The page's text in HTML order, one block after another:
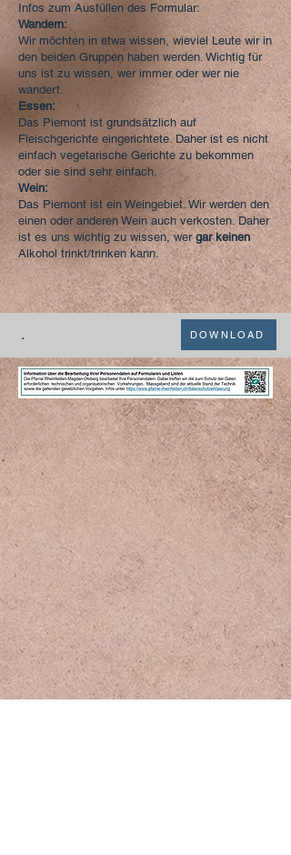
Infos zum Ausfüllen des Formular:
Wandern:
Wir möchten in etwa wissen, wieviel Leute wir in
den beiden Gruppen haben werden. Wichtig für
uns ist zu wissen, wer immer oder wer nie
wandert.
Essen:
Das Piemont ist grundsätzlich auf
Fleischgerichte eingerichtete. Daher ist es nicht
einfach vegetarische Gerichte zu bekommen
oder sie sind sehr einfach.
Wein:
Das Piemont ist ein Weingebiet. Wir werden den
einen oder anderen Wein auch verkosten. Daher
ist es uns wichtig zu wissen, wergar keinen
Alkohol trinkt/trinken kann.
. DOWNLOAD